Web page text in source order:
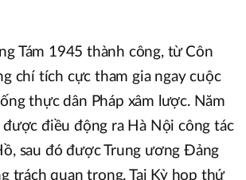
Tám 1945 thành công, từ Côn
chí tích cực tham gia ngay cuộc
thực dân Pháp xâm lược. Năm
điều động ra Hà Nội công tác
sau đó được Trung ương Đảng
trách quan trọng. Tại Kỳ họp thứ